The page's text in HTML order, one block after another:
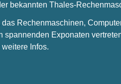
bekannten Thales-
Rechenmaschinen,
Exponaten
Infos.